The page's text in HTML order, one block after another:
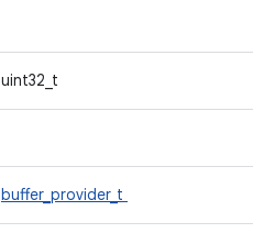
uint32_t
buffer_provider_t